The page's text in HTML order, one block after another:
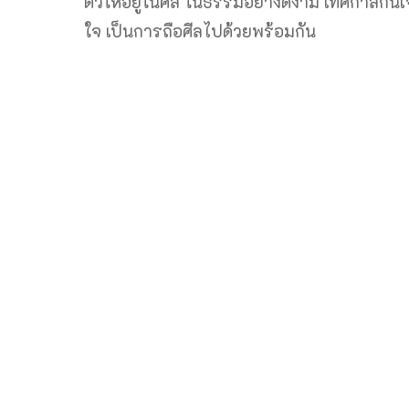
ใจ เป็นการถือศีลไปด้วยพร้อมกัน